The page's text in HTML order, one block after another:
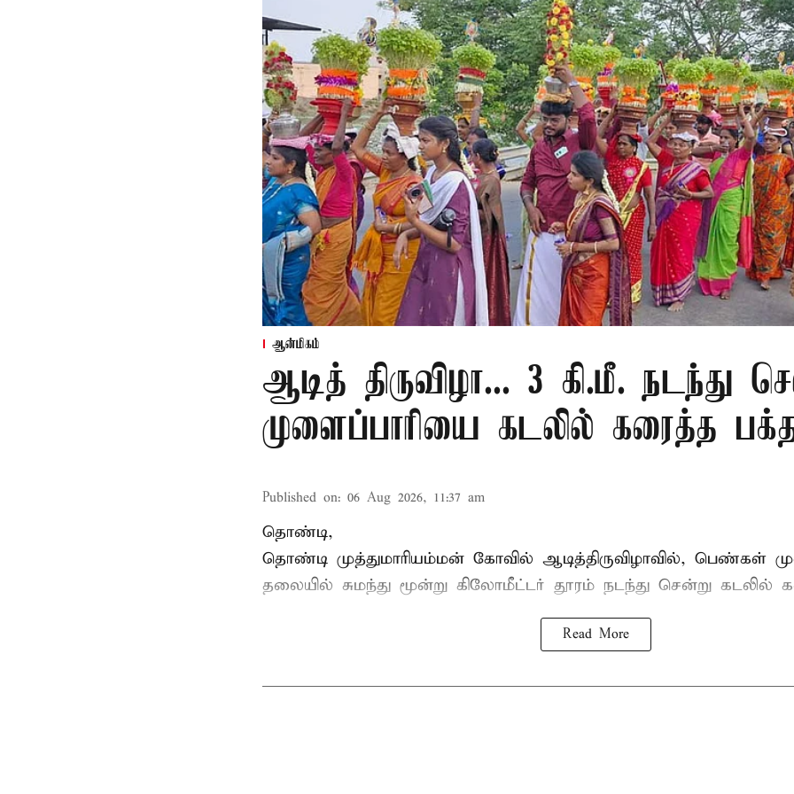
ஆன்மிகம்
ஆடித் திருவிழா... 3 கி.மீ. நடந்து
முளைப்பாரியை கடலில் கரைத்த
Published on: 06 Aug 2026, 11:37 am
தொண்டி,
தொண்டி முத்துமாரியம்மன் கோவில் ஆடித்திருவிழாவில், பெண்கள்
தலையில் சுமந்து மூன்று கிலோமீட்டர் தூரம் நடந்து சென்று கடலில்
Read More